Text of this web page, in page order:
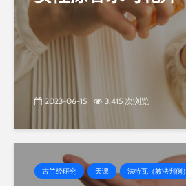
2023-06-15 3,415 次浏览
古兰经研究 天课 法特瓦（教法判例）